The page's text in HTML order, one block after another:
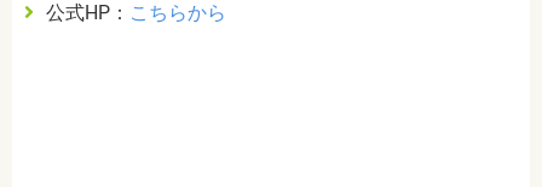
公式HP： こちらから